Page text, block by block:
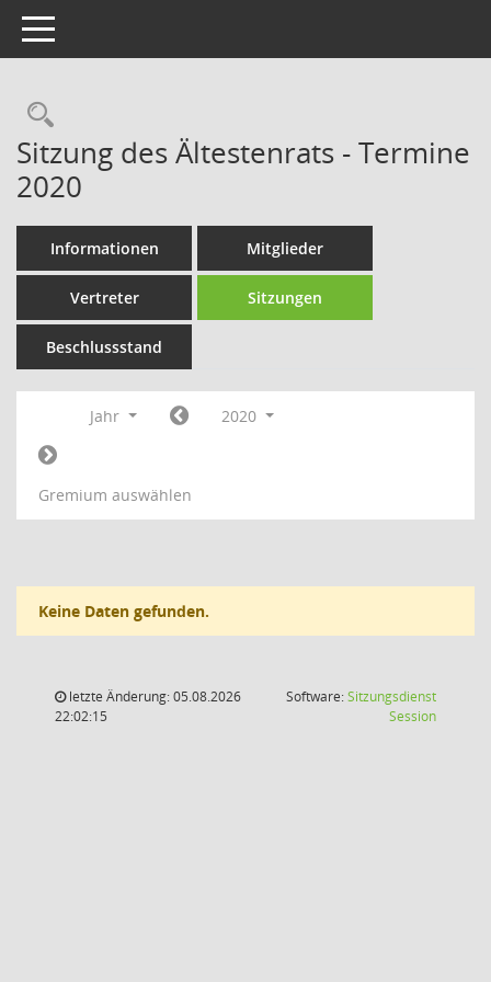
Toggle navigation
Rechercheauswahl
Sitzung des Ältestenrats - Termine
2020
Informationen Mitglieder
Vertreter Sitzungen
Beschlussstand
Jahr 2020
Gremium auswählen
Keine Daten gefunden.
letzte Änderung: 05.08.2026
22:02:15
Software:Sitzungsdienst
Session(Wird in